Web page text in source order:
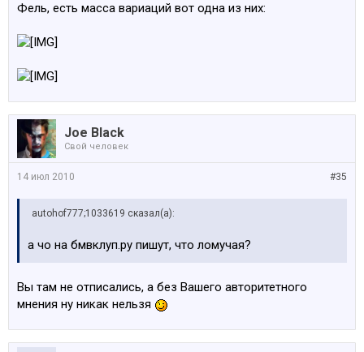
Фель, есть масса вариаций вот одна из них:
Joe Black
Свой человек
#35
14 июл 2010
autohof777;1033619 сказал(а):
а чо на бмвклуп.ру пишут, что ломучая?
Вы там не отписались, а без Вашего авторитетного
мнения ну никак нельзя